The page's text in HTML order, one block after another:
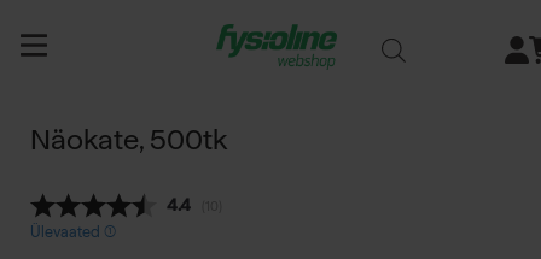
sisältöön
Näokate, 500tk
Keskmine hinnang:
4.4
Ülevaated (